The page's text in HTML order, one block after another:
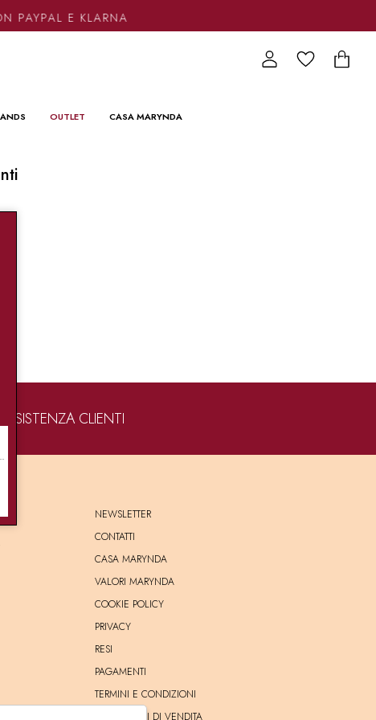
PAYPAL E KLARNA
OUTLET CASA MARYNDA
ASSISTENZA CLIENTI
NEWSLETTER
CONTATTI
CASA MARYNDA
VALORI MARYNDA
COOKIE POLICY
PRIVACY
RESI
PAGAMENTI
TERMINI E CONDIZIONI
CONDIZIONI DI VENDITA